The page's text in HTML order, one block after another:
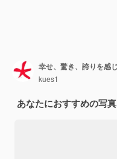
kues1
あなたにおすすめの写真